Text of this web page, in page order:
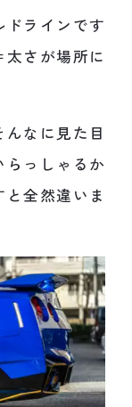
ラインです
太さが場所に
んなに見た目
っしゃるか
全然違いま